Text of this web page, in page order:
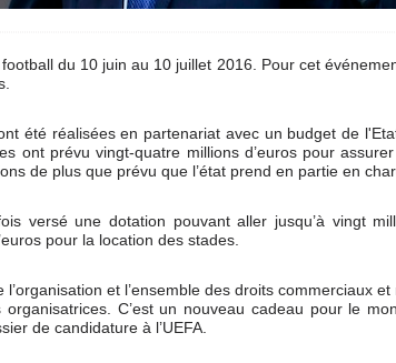
du 10 juin au 10 juillet 2016. Pour cet
été réalisées en partenariat avec un budget de
ont prévu vingt-quatre millions d’euros pour
de plus que prévu que l’état prend en partie en
versé une dotation pouvant aller jusqu’à vingt
pour la location des stades.
et l’ensemble des droits commerciaux
C’est un nouveau cadeau pour le
de candidature à l’UEFA.